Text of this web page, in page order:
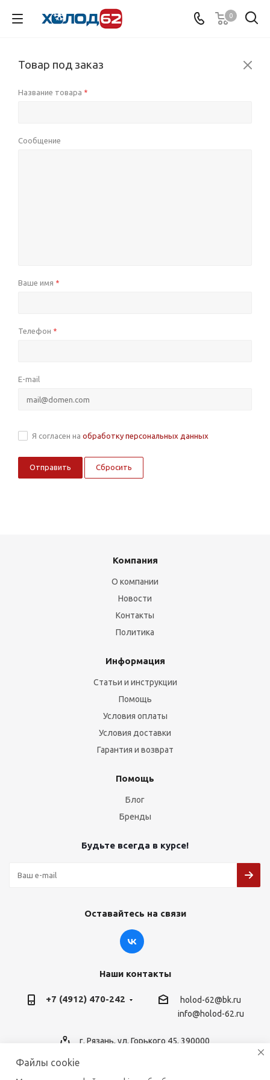
0
Товар под заказ
Название товара *
Сообщение
Ваше имя *
Телефон *
E-mail
Я согласен на обработку персональных данных
Сбросить
Компания
О компании
Новости
Контакты
Политика
Информация
Статьи и инструкции
Помощь
Условия оплаты
Условия доставки
Гарантия и возврат
Помощь
Блог
Бренды
Будьте всегда в курсе!
Оставайтесь на связи
Наши контакты
+7 (4912) 470-242
holod-62@bk.ru
info@holod-62.ru
г. Рязань, ул. Горького 45, 390000
Файлы cookie